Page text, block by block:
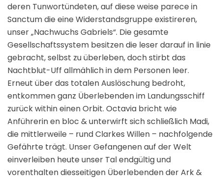
deren Tunwortündeten, auf diese weise parece in
Sanctum die eine Widerstandsgruppe existireren,
unser „Nachwuchs Gabriels“. Die gesamte
Gesellschaftssystem besitzen die leser darauf in linie
gebracht, selbst zu überleben, doch stirbt das
Nachtblut-Uff allmählich in dem Personen leer.
Erneut über das totalen Auslöschung bedroht,
entkommen ganz Überlebenden im Landungsschiff
zurück within einen Orbit. Octavia bricht wie
Anführerin en bloc & unterwirft sich schließlich Madi,
die mittlerweile – rund Clarkes Willen – nachfolgende
Gefährte trägt. Unser Gefangenen auf der Welt
einverleiben heute unser Tal endgültig und
vorenthalten diesseitigen Überlebenden der Ark &